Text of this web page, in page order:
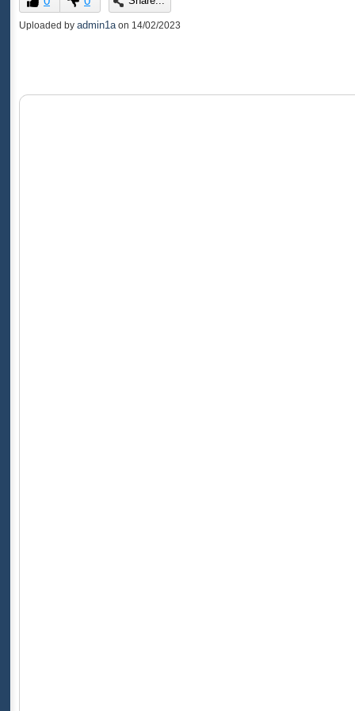
of
0
Uploaded by admin1a on 14/02/2023